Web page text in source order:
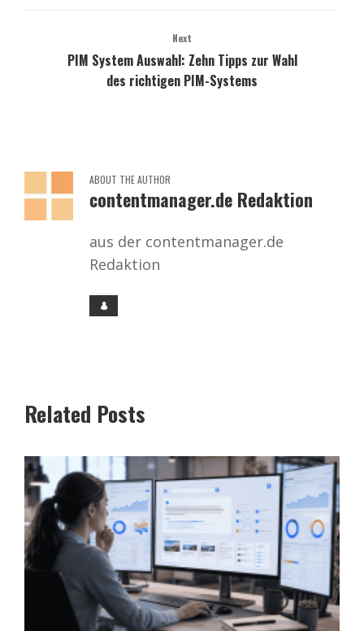
Next
PIM System Auswahl: Zehn Tipps zur Wahl
des richtigen PIM-Systems
ABOUT THE AUTHOR
contentmanager.de Redaktion
aus der contentmanager.de
Redaktion
Related Posts